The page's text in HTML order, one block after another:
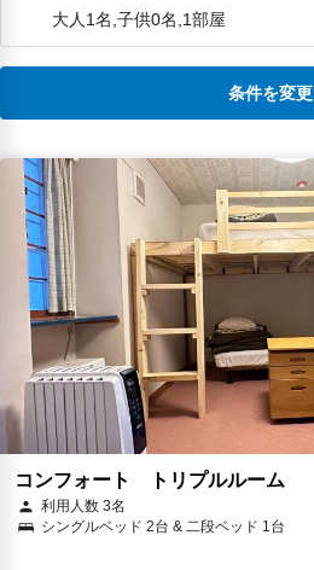
大人1名,子供0名,1部屋
条件を変更
コンフォート トリプルルーム
利用人数 3名
シングルベッド 2台 & 二段ベッド 1台